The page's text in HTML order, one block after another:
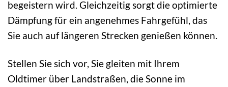
begeistern wird. Gleichzeitig sorgt die optimierte
Dämpfung für ein angenehmes Fahrgefühl, das
Sie auch auf längeren Strecken genießen können.
Stellen Sie sich vor, Sie gleiten mit Ihrem
Oldtimer über Landstraßen, die Sonne im